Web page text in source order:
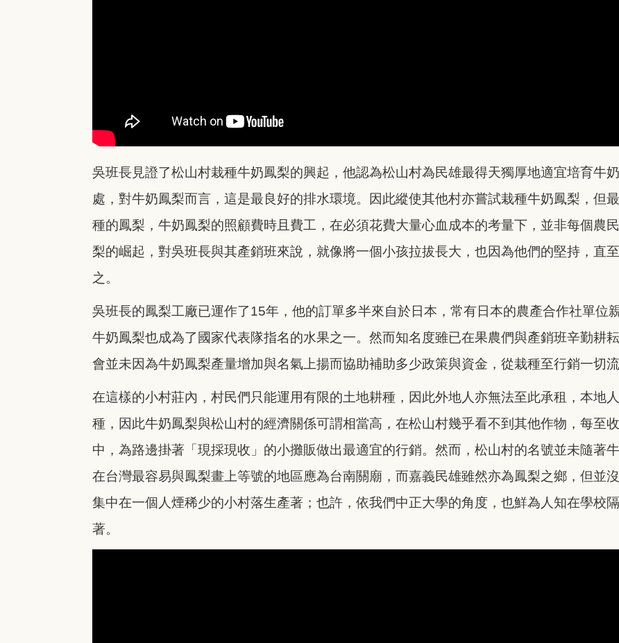
吳班長見證了松山村栽種牛奶鳳梨的興起，他認為松山村為民雄最得天獨厚地適宜培育牛
處，對牛奶鳳梨而言，這是最良好的排水環境。因此縱使其他村亦嘗試栽種牛奶鳳梨，但
種的鳳梨，牛奶鳳梨的照顧費時且費工，在必須花費大量心血成本的考量下，並非每個農
梨的崛起，對吳班長與其產銷班來說，就像將一個小孩拉拔長大，也因為他們的堅持，直
之。
吳班長的鳳梨工廠已運作了15年，他的訂單多半來自於日本，常有日本的農產合作社單位
牛奶鳳梨也成為了國家代表隊指名的水果之一。然而知名度雖已在果農們與產銷班辛勤耕
會並未因為牛奶鳳梨產量增加與名氣上揚而協助補助多少政策與資金，從栽種至行銷一切
在這樣的小村莊內，村民們只能運用有限的土地耕種，因此外地人亦無法至此承租，本地
種，因此牛奶鳳梨與松山村的經濟關係可謂相當高，在松山村幾乎看不到其他作物，每至
中，為路邊掛著「現採現收」的小攤販做出最適宜的行銷。然而，松山村的名號並未隨著
在台灣最容易與鳳梨畫上等號的地區應為台南關廟，而嘉義民雄雖然亦為鳳梨之鄉，但並
集中在一個人煙稀少的小村落生產著；也許，依我們中正大學的角度，也鮮為人知在學校
著。